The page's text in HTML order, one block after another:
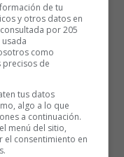
ser guionista.
de tu
y otros datos en
por 205
como
de
tus datos
algo a lo que
a continuación.
menú del sitio,
el consentimiento en